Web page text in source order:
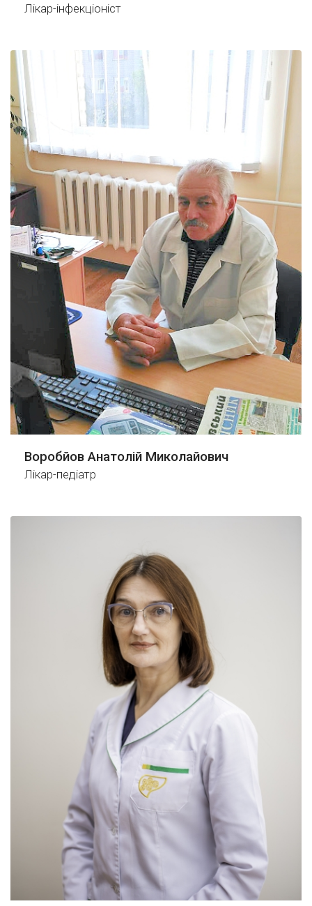
Лікар-інфекціоніст
Воробйов Анатолій Миколайович
Лікар-педіатр